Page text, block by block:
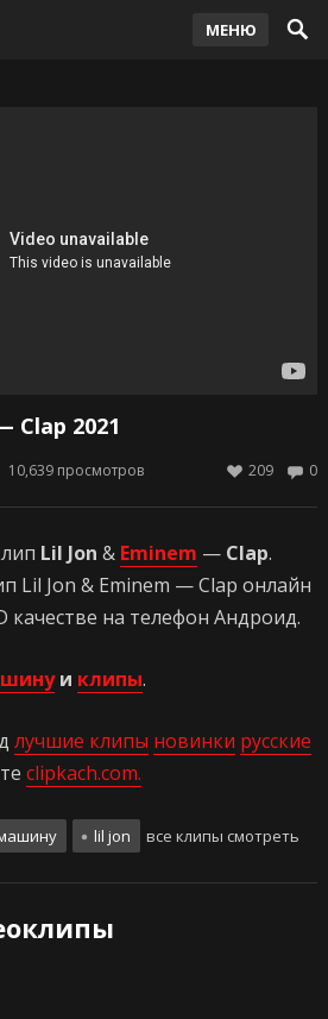
МЕНЮ
Clap 2021
10,639просмотров 0
209
Lil Jon & Eminem — Clap.
Lil Jon & Eminem — Clap онлайн
качестве на телефон Андроид.
и клипы.
лучшие клипы новинки русские
clipkach.com.
lil jon все клипы смотреть